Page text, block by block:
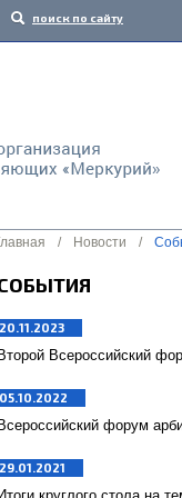
поиск по сайту
/ Новости /
Всероссийский
форум